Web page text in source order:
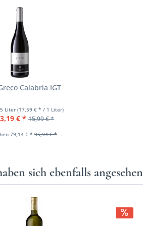
Calabria IGT
Liter(17,59 € * / 1 Liter)
€ * 15,99 € *
79,14 € * 95,94 € *
sich ebenfalls angesehen